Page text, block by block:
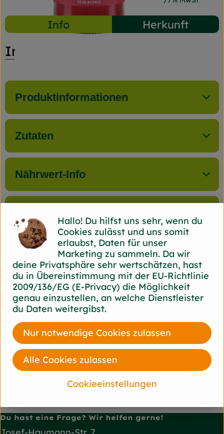
Info Herkunft
Info
Produktinformationen
Zutaten
Nährwert-Info
Herkunft
Hersteller: Byodo
84453 Mühldorf diverse
Byodo
Du hast eine Frage? Wir helfen gerne!
Hallo! Du hilfst uns sehr, wenn du
Cookies zulässt und uns somit
erlaubst, Daten für unser
Marketing zu sammeln. Da wir
deine Privatsphäre sehr wertschätzen, hast
du in Übereinstimmung mit der EU-Richtlinie
2009/136/EG (E-Privacy) die Möglichkeit
genau einzustellen, an welche Dienstleister
du Daten weitergibst.
Cookieeinstellungen
Nur notwendige Cookies zulassen
Alle Cookies zulassen